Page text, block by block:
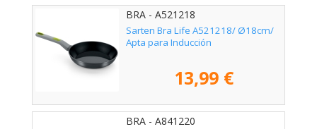
BRA - A521218
Sarten Bra Life A521218/ Ø18cm/
Apta para Inducción
13,99 €
BRA - A841220